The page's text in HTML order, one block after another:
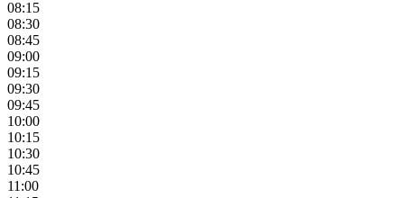
08:15
08:30
08:45
09:00
09:15
09:30
09:45
10:00
10:15
10:30
10:45
11:00